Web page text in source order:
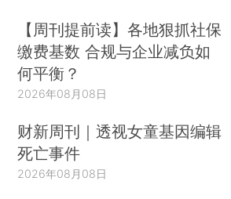
【周刊提前读】各地狠抓社保
缴费基数 合规与企业减负如
何平衡？
2026年08月08日
财新周刊｜透视女童基因编辑
死亡事件
2026年08月08日